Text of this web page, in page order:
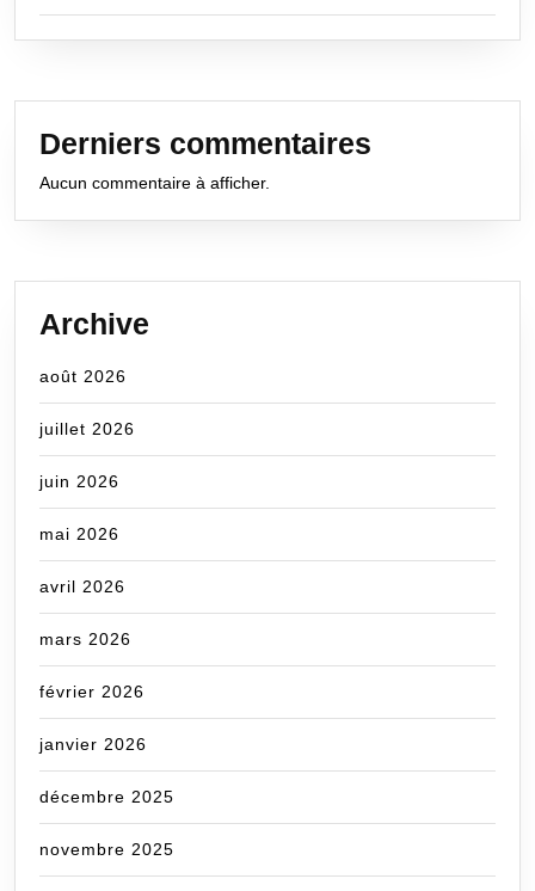
Derniers commentaires
Aucun commentaire à afficher.
Archive
août 2026
juillet 2026
juin 2026
mai 2026
avril 2026
mars 2026
février 2026
janvier 2026
décembre 2025
novembre 2025